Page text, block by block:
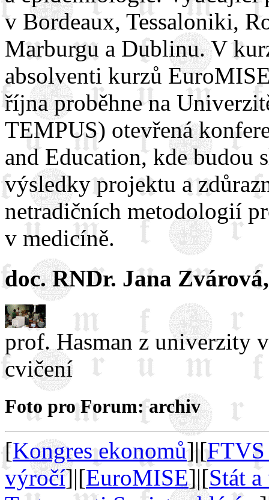
v Bordeaux, Tessaloniki,
Marburgu a Dublinu. V
absolventi kurzů
října proběhne na
TEMPUS) otevřená
and Education, kde budou
výsledky projektu a
netradičních metodologií
v medicíně.
doc. RNDr. Jana
prof. Hasman z univerzity
cvičení
Foto pro Forum: archiv
[Kongres ekonomů]|[FTVS
výročí]|[EuroMISE]|[Stát